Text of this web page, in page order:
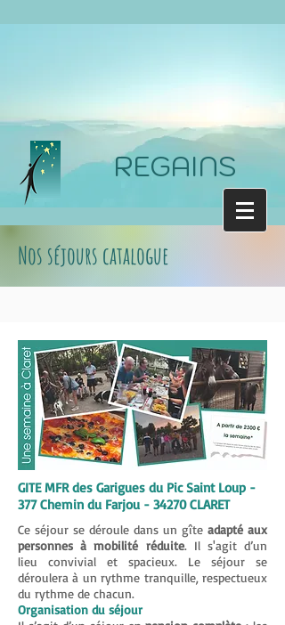
REGAINS
Nos séjours catalogue
GITE MFR des Garigues du Pic Saint Loup -
377 Chemin du Farjou - 34270 CLARET
Ce séjour se déroule dans un gîte adapté aux
personnes à mobilité réduite. Il s'agit d’un
lieu convivial et spacieux. Le séjour se
déroulera à un rythme tranquille, respectueux
du rythme de chacun.
Organisation du séjour